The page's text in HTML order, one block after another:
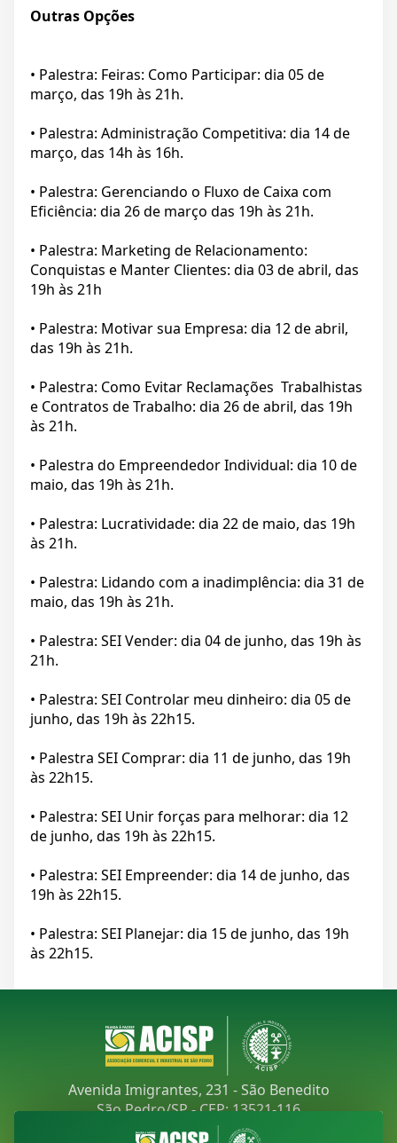
Outras Opções
• Palestra: Feiras: Como Participar: dia 05 de
março, das 19h às 21h.
• Palestra: Administração Competitiva: dia 14 de
março, das 14h às 16h.
• Palestra: Gerenciando o Fluxo de Caixa com
Eficiência: dia 26 de março das 19h às 21h.
• Palestra: Marketing de Relacionamento:
Conquistas e Manter Clientes: dia 03 de abril, das
19h às 21h
• Palestra: Motivar sua Empresa: dia 12 de abril,
das 19h às 21h.
• Palestra: Como Evitar Reclamações Trabalhistas
e Contratos de Trabalho: dia 26 de abril, das 19h
às 21h.
• Palestra do Empreendedor Individual: dia 10 de
maio, das 19h às 21h.
• Palestra: Lucratividade: dia 22 de maio, das 19h
às 21h.
• Palestra: Lidando com a inadimplência: dia 31 de
maio, das 19h às 21h.
• Palestra: SEI Vender: dia 04 de junho, das 19h às
21h.
• Palestra: SEI Controlar meu dinheiro: dia 05 de
junho, das 19h às 22h15.
• Palestra SEI Comprar: dia 11 de junho, das 19h
às 22h15.
• Palestra: SEI Unir forças para melhorar: dia 12
de junho, das 19h às 22h15.
• Palestra: SEI Empreender: dia 14 de junho, das
19h às 22h15.
• Palestra: SEI Planejar: dia 15 de junho, das 19h
às 22h15.
Avenida Imigrantes, 231 - São Benedito
São Pedro/SP - CEP: 13521-116
Telefone:(19) 3481-9030